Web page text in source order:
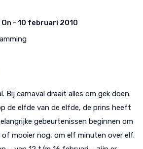
- 10 februari 2010
Bij carnaval draait alles om gek doen.
de elfde van de elfde, de prins heeft
gebeurtenissen beginnen om
of mooier nog, om elf minuten over elf.